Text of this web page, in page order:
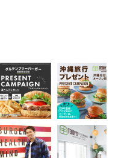
す。当面の
のポテトに変
たしますが、
くお願い申し上
年5月号に、中目
ー」が掲載されま